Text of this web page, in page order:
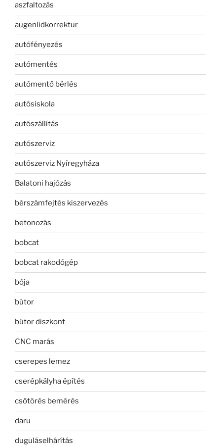
aszfaltozás
augenlidkorrektur
autófényezés
autómentés
autómentő bérlés
autósiskola
autószállítás
autószerviz
autószerviz Nyíregyháza
Balatoni hajózás
bérszámfejtés kiszervezés
betonozás
bobcat
bobcat rakodógép
bója
bútor
bútor diszkont
CNC marás
cserepes lemez
cserépkályha építés
csőtörés bemérés
daru
duguláselhárítás